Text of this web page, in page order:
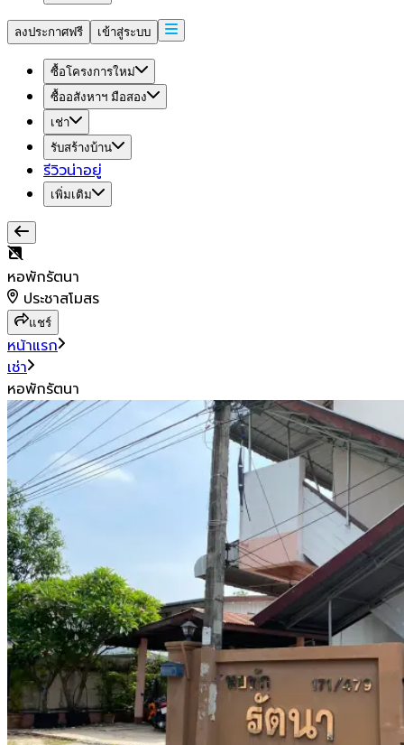
ลงประกาศฟรี เข้าสู่ระบบ
ซื้อโครงการใหม่
ซื้ออสังหาฯ มือสอง
เช่า
รับสร้างบ้าน
รีวิวน่าอยู่
เพิ่มเติม
หอพักรัตนา
ประชาสโมสร
แชร์
หน้าแรก
เช่า
หอพักรัตนา